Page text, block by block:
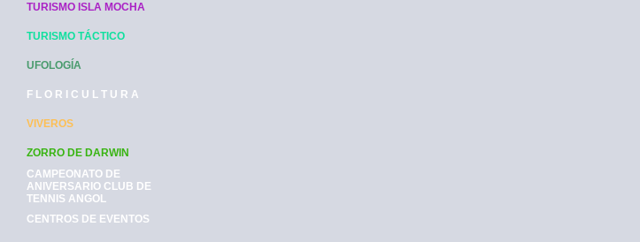
TURISMO ISLA MOCHA
TURISMO TÁCTICO
UFOLOGÍA
F L O R I C U L T U R A
VIVEROS
ZORRO DE DARWIN
CAMPEONATO DE
ANIVERSARIO CLUB DE
TENNIS ANGOL
CENTROS DE EVENTOS